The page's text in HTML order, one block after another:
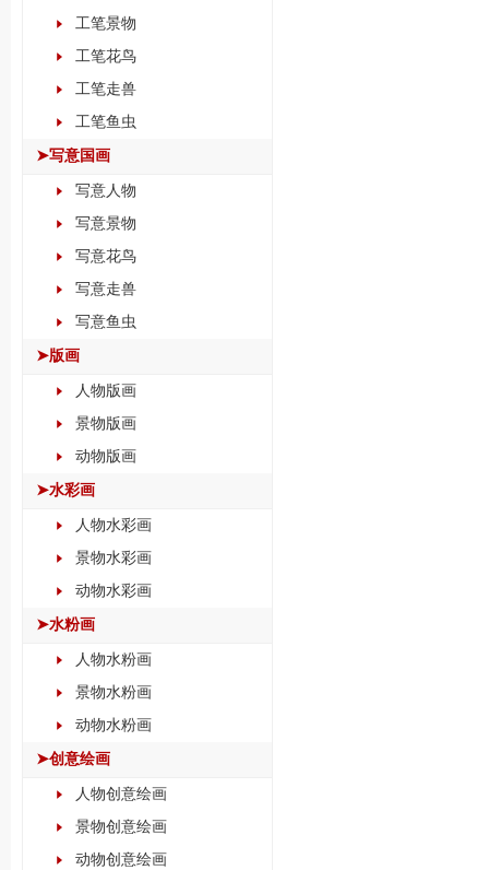
工笔景物
工笔花鸟
工笔走兽
工笔鱼虫
➤写意国画
写意人物
写意景物
写意花鸟
写意走兽
写意鱼虫
➤版画
人物版画
景物版画
动物版画
➤水彩画
人物水彩画
景物水彩画
动物水彩画
➤水粉画
人物水粉画
景物水粉画
动物水粉画
➤创意绘画
人物创意绘画
景物创意绘画
动物创意绘画